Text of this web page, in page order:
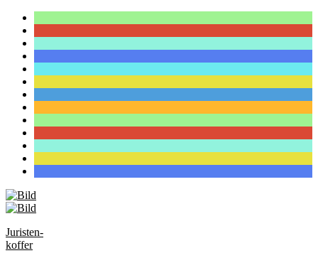
Juristen-
koffer